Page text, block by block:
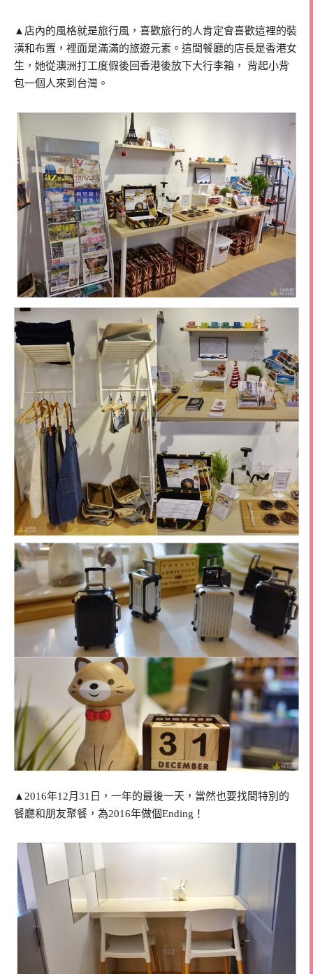
▲店內的風格就是旅行風，喜歡旅行的人肯定會喜歡這裡的裝
潢和布置，裡面是滿滿的旅遊元素。這間餐廳的店長是香港女
生，她從澳洲打工度假後回香港後放下大行李箱，
背起小背
包一個人來到台灣。
▲2016年12月31日，一年的最後一天，當然也要找間特別的
餐廳和朋友聚餐，為2016年做個Ending！